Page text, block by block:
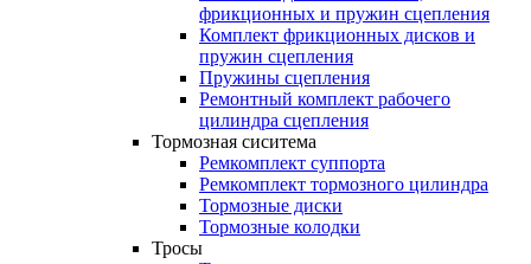
фрикционных и пружин сцепления
Комплект фрикционных дисков и
пружин сцепления
Пружины сцепления
Ремонтный комплект рабочего
цилиндра сцепления
Тормозная сиситема
Ремкомплект суппорта
Ремкомплект тормозного цилиндра
Тормозные диски
Тормозные колодки
Тросы